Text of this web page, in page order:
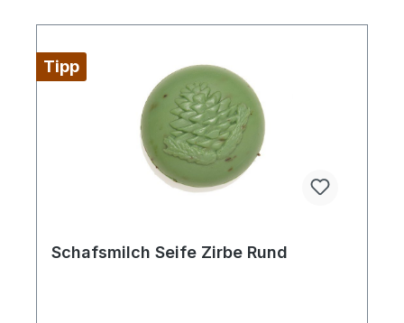
Tipp
Schafsmilch Seife Zirbe Rund